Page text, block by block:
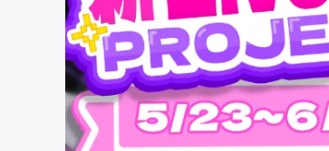
映像・映画
ビジネス・起業
まちづくり・地域活性化